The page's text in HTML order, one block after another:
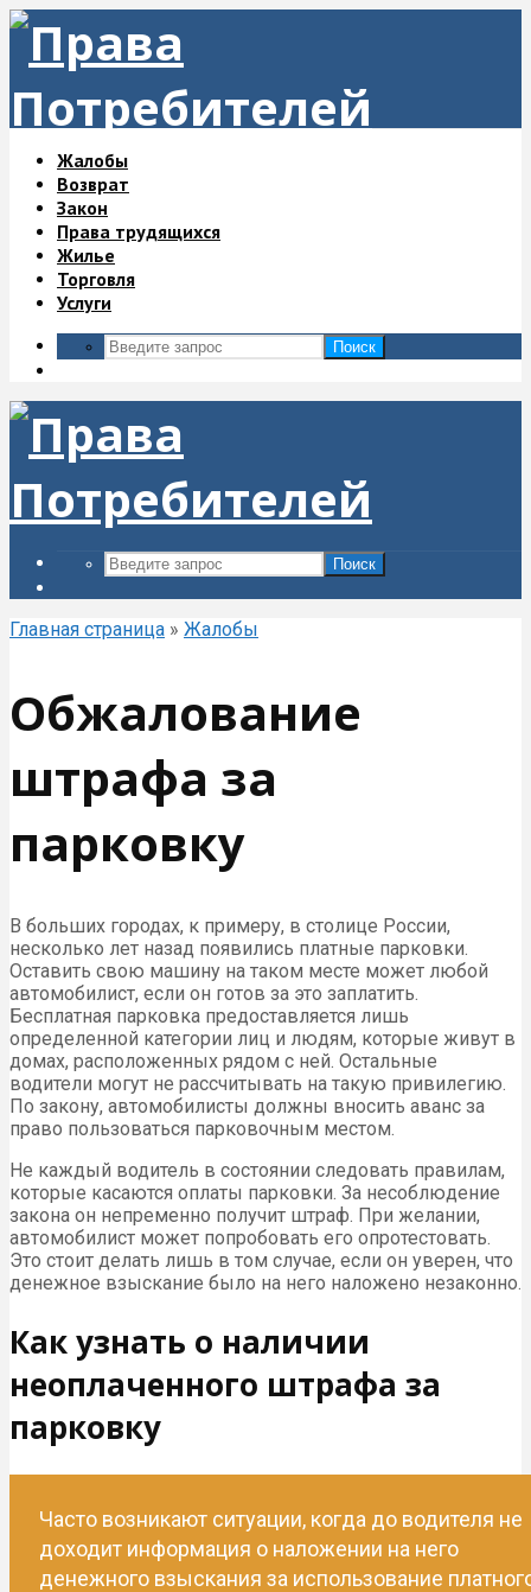
Жалобы
Возврат
Закон
Права трудящихся
Жилье
Торговля
Услуги
Поиск
Поиск
Главная страница » Жалобы
Обжалование
штрафа за
парковку
В больших городах, к примеру, в столице России,
несколько лет назад появились платные парковки.
Оставить свою машину на таком месте может любой
автомобилист, если он готов за это заплатить.
Бесплатная парковка предоставляется лишь
определенной категории лиц и людям, которые живут в
домах, расположенных рядом с ней. Остальные
водители могут не рассчитывать на такую привилегию.
По закону, автомобилисты должны вносить аванс за
право пользоваться парковочным местом.
Не каждый водитель в состоянии следовать правилам,
которые касаются оплаты парковки. За несоблюдение
закона он непременно получит штраф. При желании,
автомобилист может попробовать его опротестовать.
Это стоит делать лишь в том случае, если он уверен, что
денежное взыскание было на него наложено незаконно.
Как узнать о наличии
неоплаченного штрафа за
парковку
Часто возникают ситуации, когда до водителя не
доходит информация о наложении на него
денежного взыскания за использование